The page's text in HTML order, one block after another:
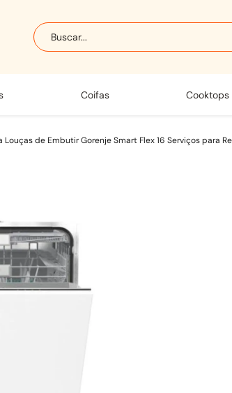
Buscar...
coifas cooktops
Louças de Embutir Gorenje Smart Flex 16 Serviços para